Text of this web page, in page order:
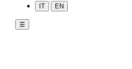
IT EN
☰